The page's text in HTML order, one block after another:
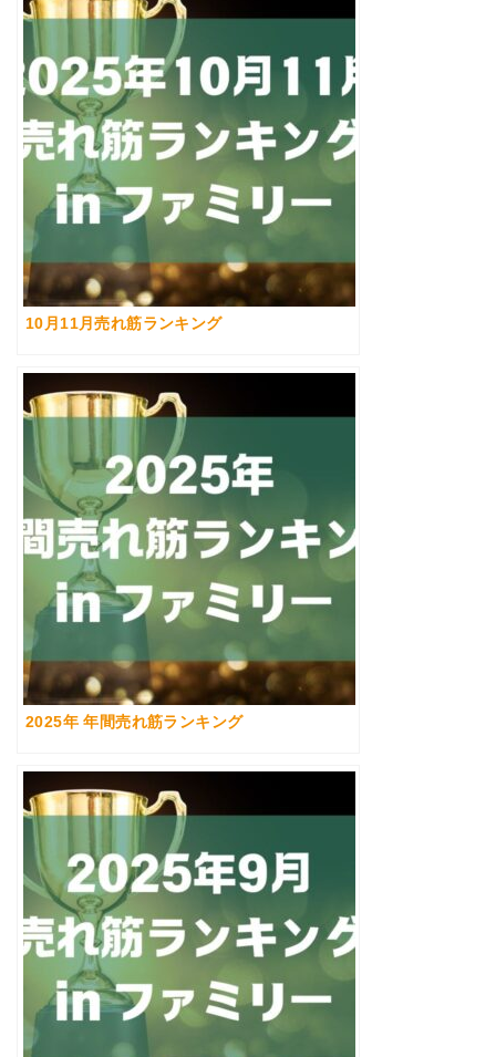
10月11月売れ筋ランキング
2025年 年間売れ筋ランキング